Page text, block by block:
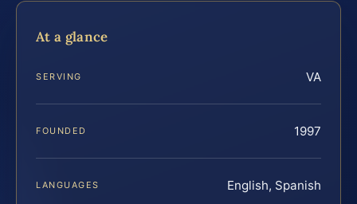
At a glance
SERVING VA
FOUNDED 1997
LANGUAGES English, Spanish